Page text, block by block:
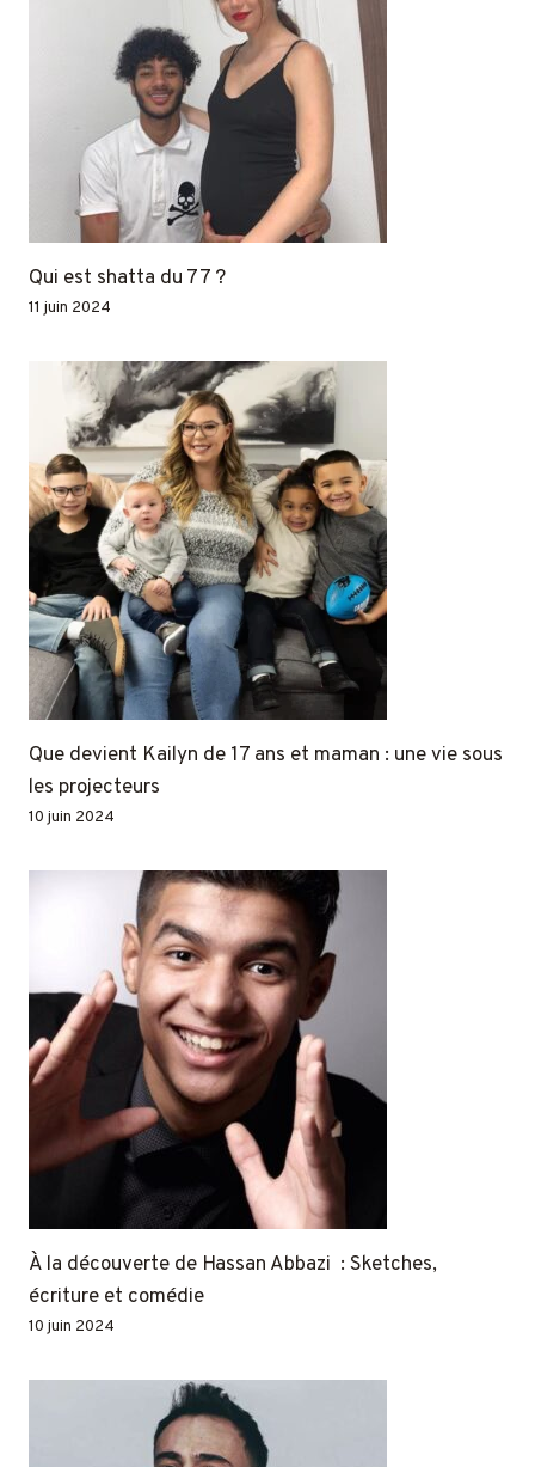
Qui est shatta du 77 ?
11 juin 2024
Que devient Kailyn de 17 ans et maman : une vie sous
les projecteurs
10 juin 2024
À la découverte de Hassan Abbazi : Sketches,
écriture et comédie
10 juin 2024